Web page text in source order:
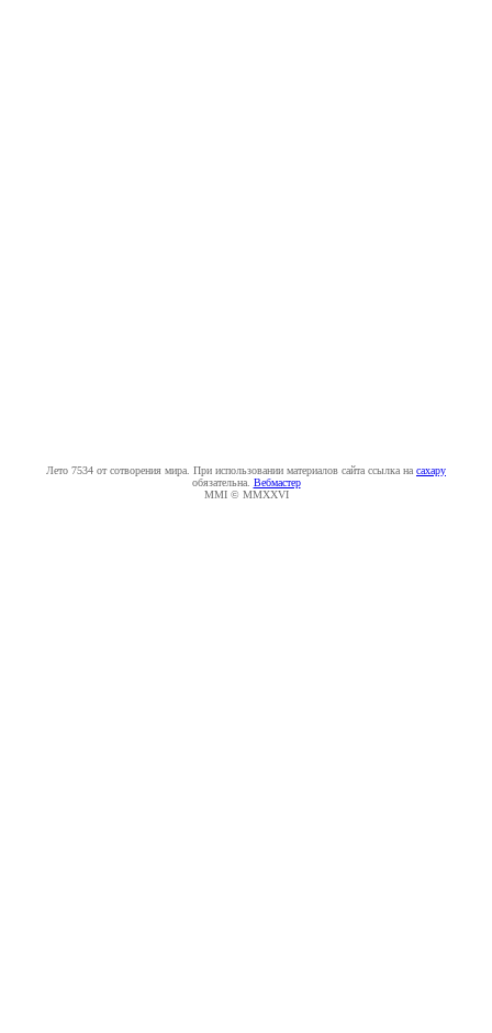
Лето 7534 от сотворения мира. При использовании материалов сайта ссылка на caxapу
обязательна. Вебмастер
MMI © MMXXVI